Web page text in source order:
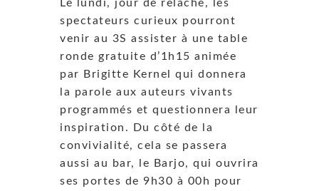
Le lundi, jour de relâche, les
spectateurs curieux pourront
venir au 3S assister à une table
ronde gratuite d’1h15 animée
par Brigitte Kernel qui donnera
la parole aux auteurs vivants
programmés et questionnera leur
inspiration. Du côté de la
convivialité, cela se passera
aussi au bar, le Barjo, qui ouvrira
ses portes de 9h30 à 00h pour